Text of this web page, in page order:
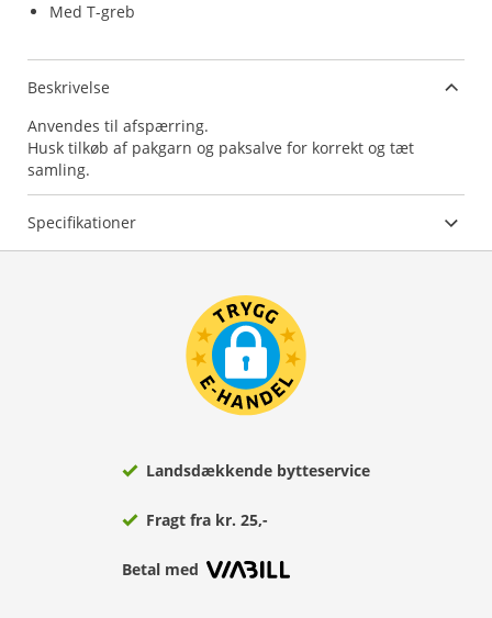
Med T-greb
Beskrivelse
Anvendes til afspærring.
Husk tilkøb af pakgarn og paksalve for korrekt og tæt
samling.
Specifikationer
Landsdækkende bytteservice
Fragt fra kr. 25,-
Betal med